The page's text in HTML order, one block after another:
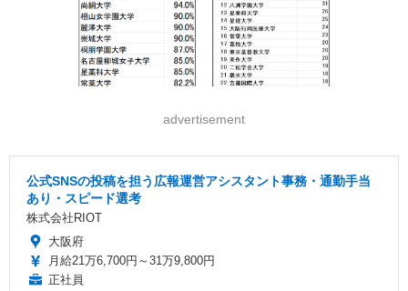
advertisement
公式SNSの投稿を担う広報運営アシスタント事務・通勤手当
あり・スピード選考
株式会社RIOT
大阪府
月給21万6,700円～31万9,800円
正社員